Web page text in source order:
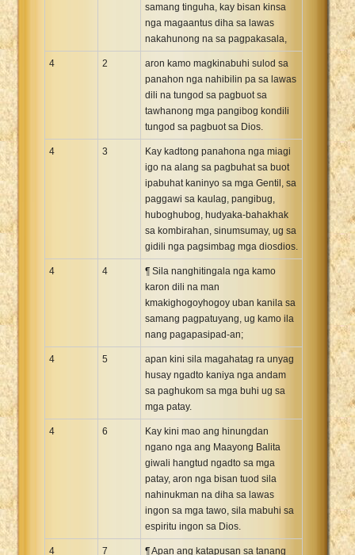
samang tinguha, kay bisan kinsa
nga magaantus diha sa lawas
nakahunong na sa pagpakasala,
4 2
aron kamo magkinabuhi sulod sa
panahon nga nahibilin pa sa lawas
dili na tungod sa pagbuot sa
tawhanong mga pangibog kondili
tungod sa pagbuot sa Dios.
4 3
Kay kadtong panahona nga miagi
igo na alang sa pagbuhat sa buot
ipabuhat kaninyo sa mga Gentil, sa
paggawi sa kaulag, pangibug,
huboghubog, hudyaka-bahakhak
sa kombirahan, sinumsumay, ug sa
gidili nga pagsimbag mga diosdios.
4 4
¶ Sila nanghitingala nga kamo
karon dili na man
kmakighogoyhogoy uban kanila sa
samang pagpatuyang, ug kamo ila
nang pagapasipad-an;
4 5
apan kini sila magahatag ra unyag
husay ngadto kaniya nga andam
sa paghukom sa mga buhi ug sa
mga patay.
4 6
Kay kini mao ang hinungdan
ngano nga ang Maayong Balita
giwali hangtud ngadto sa mga
patay, aron nga bisan tuod sila
nahinukman na diha sa lawas
ingon sa mga tawo, sila mabuhi sa
espiritu ingon sa Dios.
4 7
¶ Apan ang katapusan sa tanang